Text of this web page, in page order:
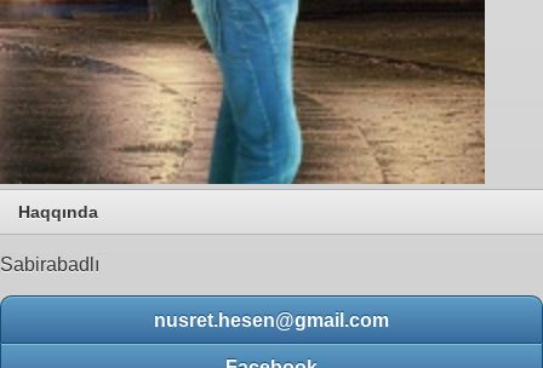
Haqqında
Sabirabadlı
nusret.hesen@gmail.com